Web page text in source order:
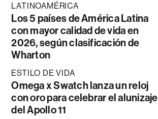
LATINOAMÉRICA
Los 5 países de América Latina
con mayor calidad de vida en
2026, según clasificación de
Wharton
ESTILO DE VIDA
Omega x Swatch lanza un reloj
con oro para celebrar el alunizaje
del Apollo 11